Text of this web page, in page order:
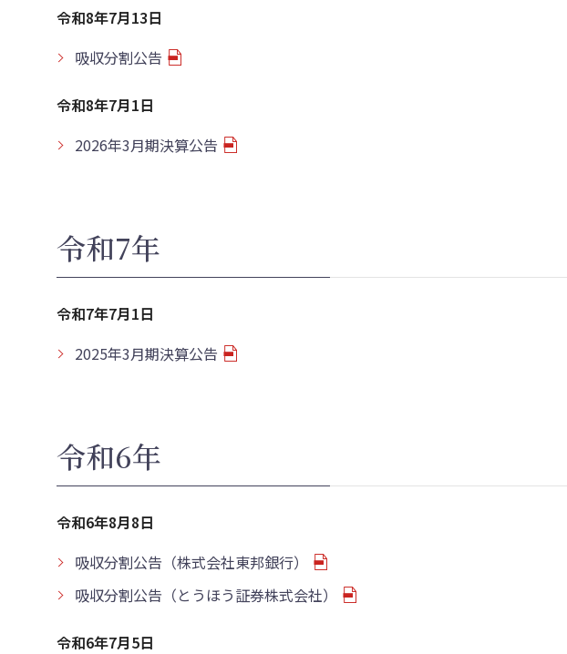
令和8年7月13日
吸収分割公告
令和8年7月1日
2026年3月期決算公告
令和7年
令和7年7月1日
2025年3月期決算公告
令和6年
令和6年8月8日
吸収分割公告（株式会社東邦銀行）
吸収分割公告（とうほう証券株式会社）
令和6年7月5日